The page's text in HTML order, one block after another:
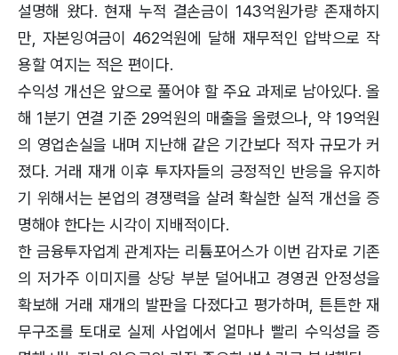
설명해 왔다. 현재 누적 결손금이 143억원가량 존재하지
만, 자본잉여금이 462억원에 달해 재무적인 압박으로 작
용할 여지는 적은 편이다.
수익성 개선은 앞으로 풀어야 할 주요 과제로 남아있다. 올
해 1분기 연결 기준 29억원의 매출을 올렸으나, 약 19억원
의 영업손실을 내며 지난해 같은 기간보다 적자 규모가 커
졌다. 거래 재개 이후 투자자들의 긍정적인 반응을 유지하
기 위해서는 본업의 경쟁력을 살려 확실한 실적 개선을 증
명해야 한다는 시각이 지배적이다.
한 금융투자업계 관계자는 리튬포어스가 이번 감자로 기존
의 저가주 이미지를 상당 부분 덜어내고 경영권 안정성을
확보해 거래 재개의 발판을 다졌다고 평가하며, 튼튼한 재
무구조를 토대로 실제 사업에서 얼마나 빨리 수익성을 증